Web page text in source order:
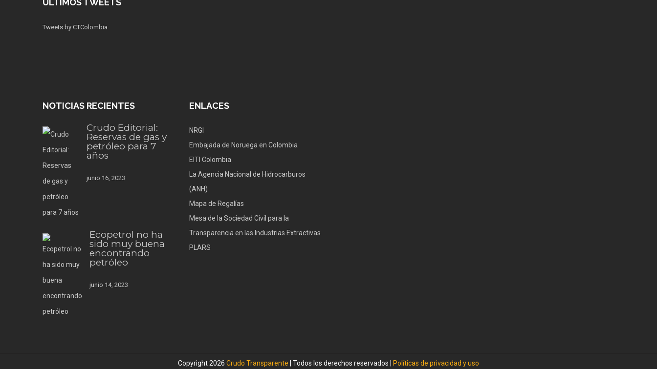
ÚLTIMOS TWEETS
Tweets by CTColombia
NOTICIAS RECIENTES
Crudo Editorial:
Reservas de gas y
petróleo para 7
años
junio 16, 2023
Ecopetrol no ha
sido muy buena
encontrando
petróleo
junio 14, 2023
ENLACES
NRGI
Embajada de Noruega en Colombia
EITI Colombia
La Agencia Nacional de Hidrocarburos
(ANH)
Mapa de Regalías
Mesa de la Sociedad Civil para la
Transparencia en las Industrias Extractivas
PLARS
Copyright 2026 Crudo Transparente | Todos los derechos reservados | Políticas de privacidad y uso